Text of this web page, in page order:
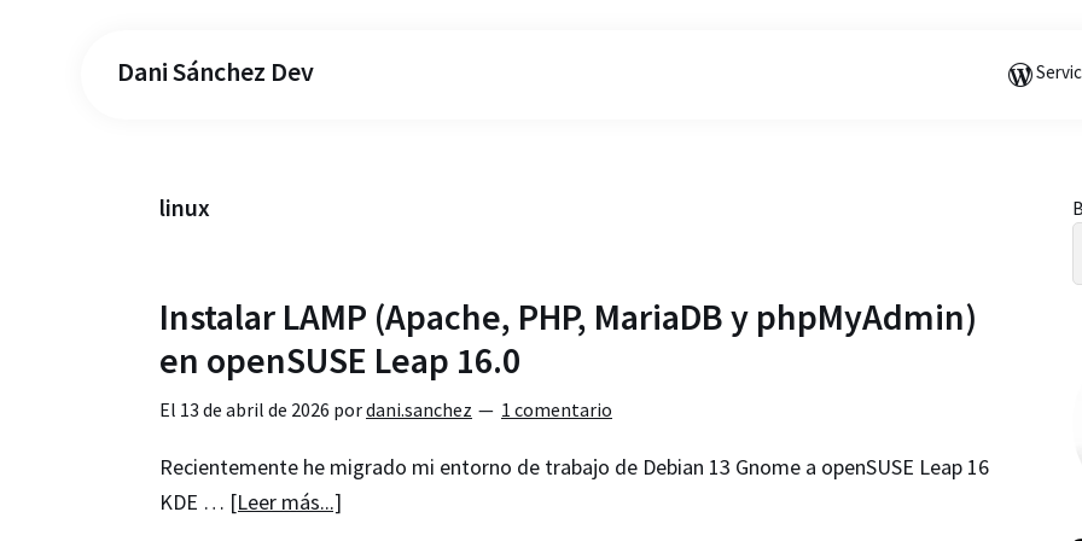
Dani Sánchez Dev
linux
Instalar LAMP (Apache, PHP, MariaDB y phpMyAdmin)
en openSUSE Leap 16.0
El 13 de abril de 2026 pordani.sanchez 1 comentario
Recientemente he migrado mi entorno de trabajo de Debian 13 Gnome a openSUSE Leap 16
KDE … [Leer más...]